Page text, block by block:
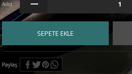
Adet
SEPETE EKLE
Paylaş